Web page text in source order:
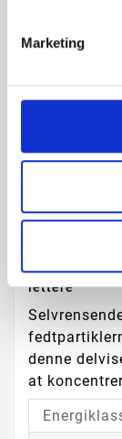
Marketing
Pop-ud
at
Ensartede
store
Intelligent
lettere
denne
at